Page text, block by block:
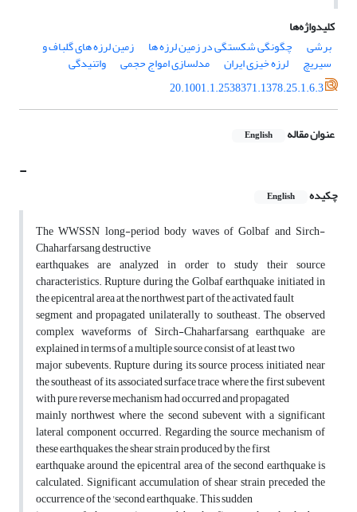
کلیدواژه‌ها
برشی
چگونگی شکستگی در زمین لرزه ها زمین لرزه های گلباف و
سیریچ لرزه خیزی ایران مدلسازی امواج حجمی
واتنیدگی
20.1001.1.2538371.1378.25.1.6.3
عنوان مقاله English
-
چکیده English
The WWSSN long-period body waves of Golbaf and Sirch-
Chaharfarsang destructive
earthquakes are analyzed in order to study their source
characteristics. Rupture during the Golbaf earthquake initiated in
the epicentral area at the northwest part of the activated fault
segment and propagated unilaterally to southeast. The observed
complex waveforms of Sirch-Chaharfarsang earthquake are
explained in terms of a multiple source consist of at least two
major subevents. Rupture during its source process, initiated near
the southeast of its associated surface trace where the first subevent
with pure reverse mechanism had occurred and propagated
mainly northwest where the second subevent with a significant
lateral component occurred. Regarding the source mechanism of
these earthquakes, the shear strain produced by the first
earthquake around the epicentral area of the second earthquake is
calculated. Significant accumulation of shear strain preceded the
occurrence of the 'second earthquake. This sudden